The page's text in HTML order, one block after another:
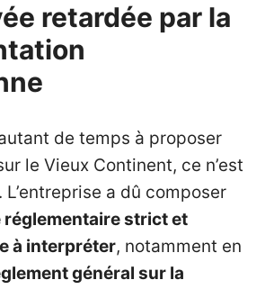
retardée par la
de temps à proposer
le Vieux Continent, ce n’est
L’entreprise a dû composer
réglementaire strict et
à interpréter, notamment en
général sur la